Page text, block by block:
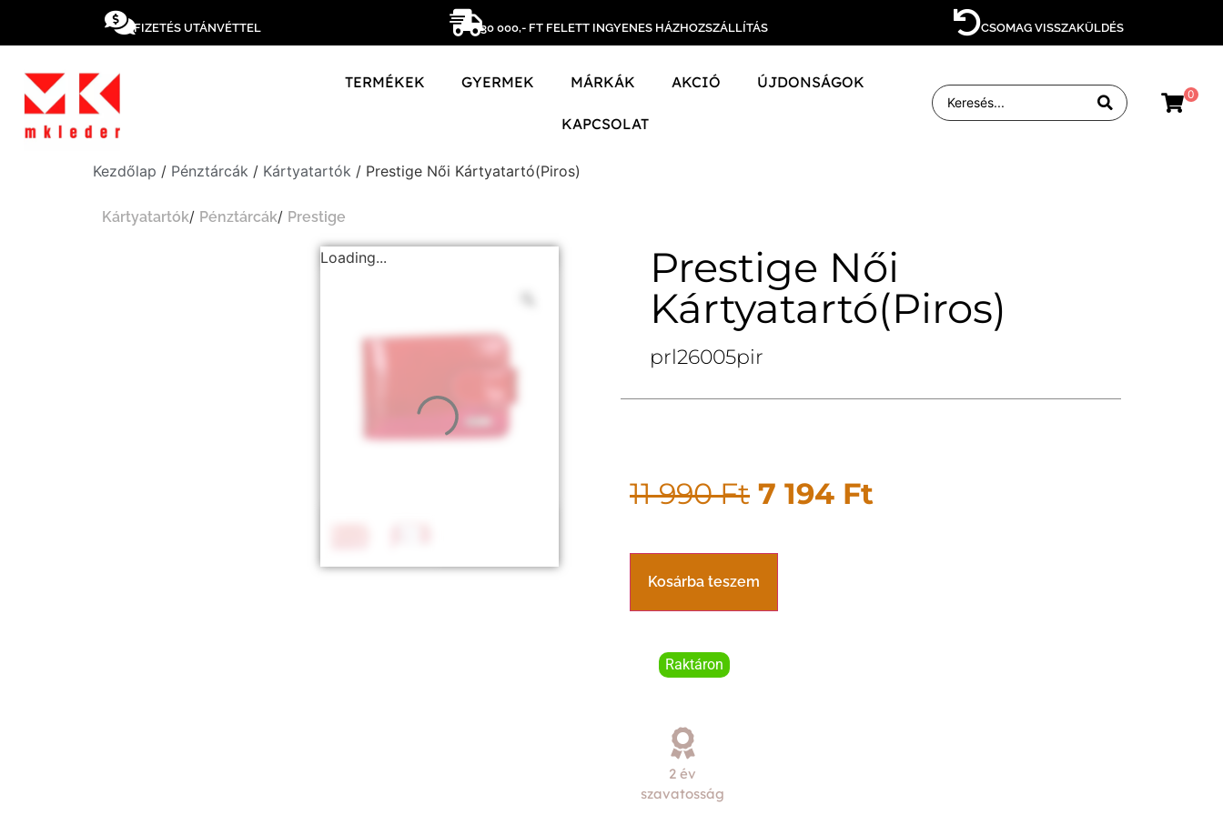
FIZETÉS UTÁNVÉTTEL 30 000,- FT FELETT INGYENES HÁZHOZSZÁLLÍTÁS CSOMAG VISSZAKÜLDÉS
TERMÉKEK GYERMEK MÁRKÁK AKCIÓ ÚJDONSÁGOK
KAPCSOLAT
0
Kezdőlap / Pénztárcák / Kártyatartók / Prestige Női Kártyatartó(Piros)
Kártyatartók/ Pénztárcák/ Prestige
Loading...
Prestige Női
Kártyatartó(Piros)
prl26005pir
11 990Ft 7 194 Ft
Kosárba teszem
Raktáron
2 év
szavatosság